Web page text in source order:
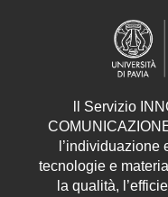
Servizio
tecnologie e
la qualità,